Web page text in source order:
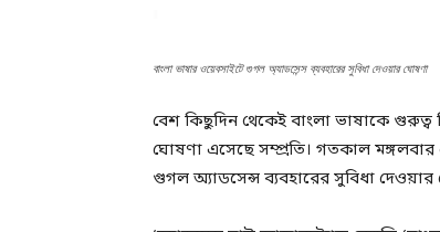
বাংলা ভাষার ওয়েবসাইটে গুগল অ‍্যাডসেন্স ব্যবহারের সুবিধা দেওয়ার ঘোষণা
বেশ কিছুদিন থেকেই বাংলা ভাষাকে
ঘোষণা এসেছে সম্প্রতি। গতকাল
গুগল অ‍্যাডসেন্স ব্যবহারের সুবিধা দেওয়ার